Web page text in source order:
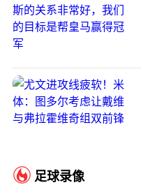
足球录像